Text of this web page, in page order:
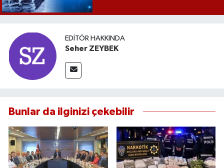
EDITÖR HAKKINDA
Seher ZEYBEK
Bunlar da ilginizi çekebilir